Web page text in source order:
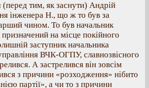
тим, як заснути) Андрій
інженера Н., що ж то був за
чином. То був начальник
на місце покійного
заступник начальника
ВЧК-ОГПУ, славнозвісного
А застрелився він зовсім
з причини «розходження» нібито
партії», а чи то з причини